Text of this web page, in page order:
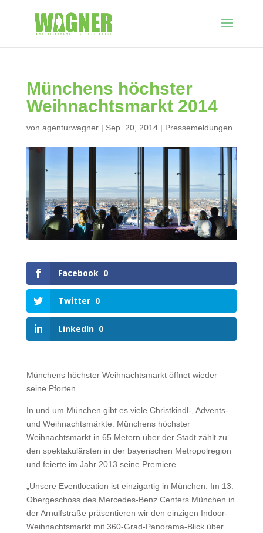
Münchens höchster
Weihnachtsmarkt 2014
von agenturwagner| Sep. 20, 2014| Pressemeldungen
Facebook 0
Twitter 0
LinkedIn 0
Münchens höchster Weihnachtsmarkt öffnet wieder
seine Pforten.
In und um München gibt es viele Christkindl-, Advents-
und Weihnachtsmärkte. Münchens höchster
Weihnachtsmarkt in 65 Metern über der Stadt zählt zu
den spektakulärsten in der bayerischen Metropolregion
und feierte im Jahr 2013 seine Premiere.
„Unsere Eventlocation ist einzigartig in München. Im 13.
Obergeschoss des Mercedes-Benz Centers München in
der Arnulfstraße präsentieren wir den einzigen Indoor-
Weihnachtsmarkt mit 360-Grad-Panorama-Blick über